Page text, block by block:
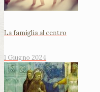
La famiglia al centro
1 Giugno 2024